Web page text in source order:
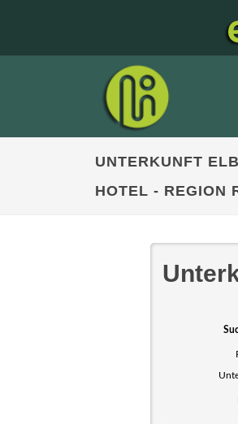
UNTERKUNFT
HOTEL - REGION